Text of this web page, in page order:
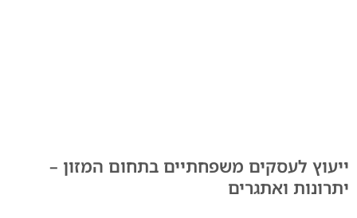
ייעוץ לעסקים משפחתיים בתחום המזון –
יתרונות ואתגרים